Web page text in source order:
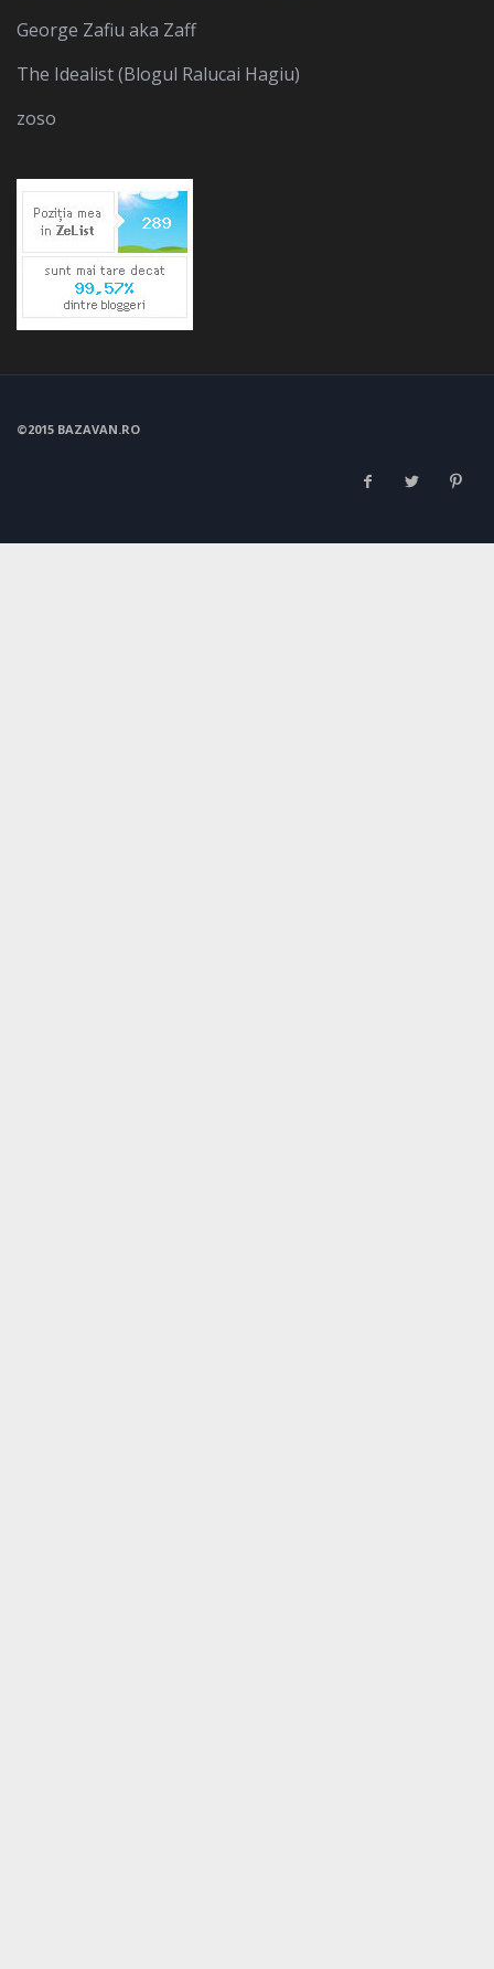
George Zafiu aka Zaff
The Idealist (Blogul Ralucai Hagiu)
zoso
©2015 BAZAVAN.RO